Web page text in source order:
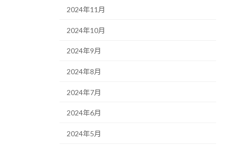
2024年11月
2024年10月
2024年9月
2024年8月
2024年7月
2024年6月
2024年5月